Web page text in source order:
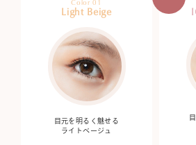
Color 01
Light Beige
目元を明るく魅せる
ライトベージュ